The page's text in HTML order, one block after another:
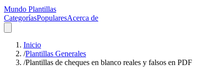
Mundo Plantillas
CategoríasPopularesAcerca de
Inicio
/Plantillas Generales
/Plantillas de cheques en blanco reales y falsos en PDF